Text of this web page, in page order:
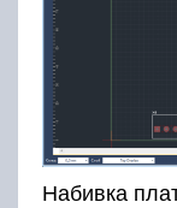
Набивка